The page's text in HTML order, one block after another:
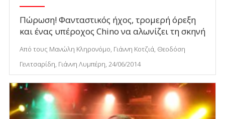
Πώρωση! Φανταστικός ήχος, τρομερή όρεξη
και ένας υπέροχος Chino να αλωνίζει τη σκηνή
Από τους Μανώλη Κληρονόμο, Γιάννη Κοτζιά, Θεοδόση
Γενιτσαρίδη, Γιάννη Λυμπέρη, 24/06/2014